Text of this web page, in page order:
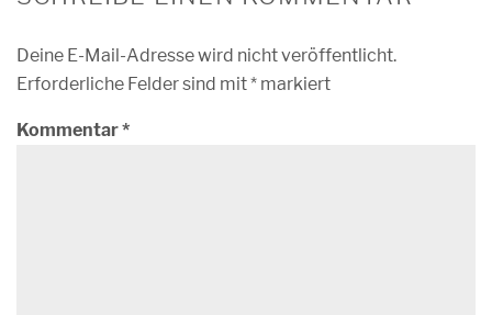
Deine E-Mail-Adresse wird nicht veröffentlicht.
Erforderliche Felder sind mit* markiert
Kommentar*